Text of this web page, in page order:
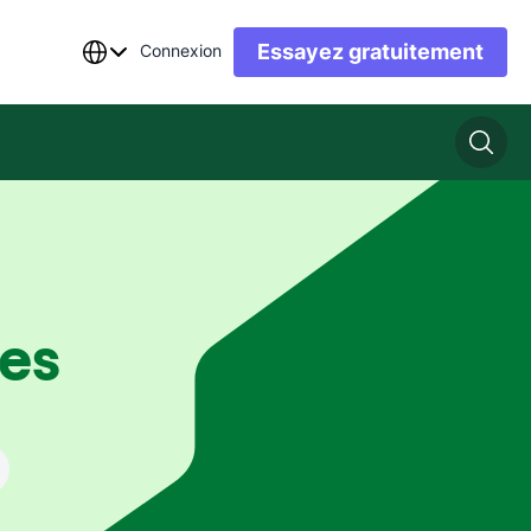
Connexion Essayez gratuitement